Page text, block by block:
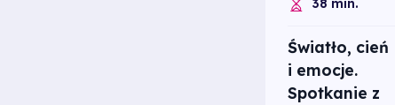
38 min.
Światło, cień
i emocje.
Spotkanie z